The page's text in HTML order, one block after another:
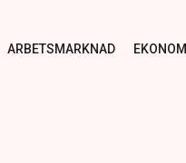
ARBETSMARKNAD EKONOMI